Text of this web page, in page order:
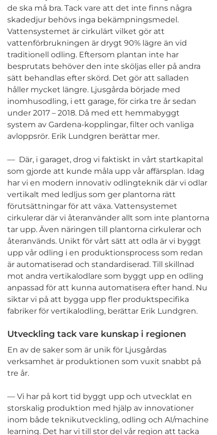
de ska må bra. Tack vare att det inte finns några
skadedjur behövs inga bekämpningsmedel.
Vattensystemet är cirkulärt vilket gör att
vattenförbrukningen är drygt 90% lägre än vid
traditionell odling. Eftersom plantan inte har
besprutats behöver den inte sköljas eller på andra
sätt behandlas efter skörd. Det gör att salladen
håller mycket längre. Ljusgårda började med
inomhusodling, i ett garage, för cirka tre år sedan
under 2017 – 2018. Då med ett hemmabyggt
system av Gardena-kopplingar, filter och vanliga
avloppsrör. Erik Lundgren berättar mer.
— Där, i garaget, drog vi faktiskt in vårt startkapital
som gjorde att kunde måla upp vår affärsplan. Idag
har vi en modern innovativ odlingteknik där vi odlar
vertikalt med ledljus som ger plantorna rätt
förutsättningar för att växa. Vattensystemet
cirkulerar där vi återanvänder allt som inte plantorna
tar upp. Även näringen till plantorna cirkulerar och
återanvänds. Unikt för vårt sätt att odla är vi byggt
upp vår odling i en produktionsprocess som redan
är automatiserad och standardiserad. Till skillnad
mot andra vertikalodlare som byggt upp en odling
anpassad för att kunna automatisera efter hand. Nu
siktar vi på att bygga upp fler produktspecifika
fabriker för vertikalodling, berättar Erik Lundgren.
Utveckling tack vare kunskap i regionen
En av de saker som är unik för Ljusgårdas
verksamhet är produktionen som vuxit snabbt på
tre år.
— Vi har på kort tid byggt upp och utvecklat en
storskalig produktion med hjälp av innovationer
inom både teknikutveckling, odling och AI/machine
learning. Det har vi till stor del vår region att tacka